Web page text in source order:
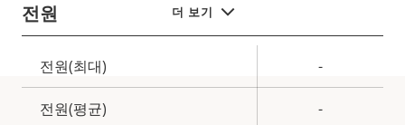
더 보기
전원
속
성
설
속
성
전원(최대) -
전원(평균) -